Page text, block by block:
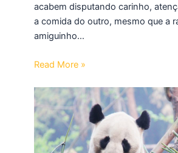
acabem disputando carinho,
a comida do outro, mesmo que a
amiguinho…
Read More »